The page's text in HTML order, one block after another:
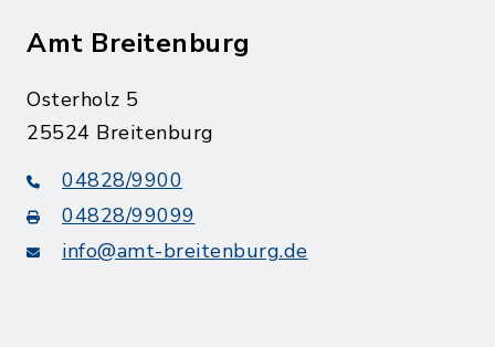
Amt Breitenburg
Osterholz 5
25524 Breitenburg
04828/9900
04828/99099
info@amt-breitenburg.de